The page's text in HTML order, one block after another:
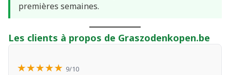
premières semaines.
Les clients à propos de Graszodenkopen.be
★★★★★ 9/10